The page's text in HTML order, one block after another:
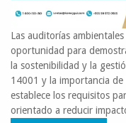
Las auditorías
oportunidad para
la sostenibilidad y la
14001 y la importancia de
establece los requisitos
orientado a reducir